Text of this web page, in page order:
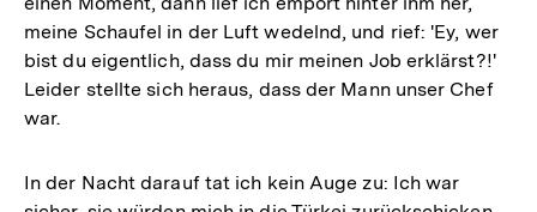
meine Schaufel in der Luft wedelnd, und rief: 'Ey, wer
bist du eigentlich, dass du mir meinen Job erklärst?!'
Leider stellte sich heraus, dass der Mann unser Chef
war.
In der Nacht darauf tat ich kein Auge zu: Ich war